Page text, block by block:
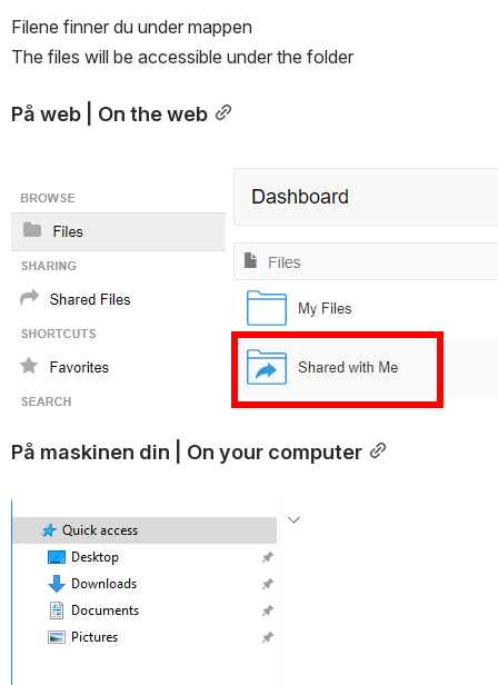
Filene finner du under mappen
The files will be accessible under the folder
På web | On the web
På maskinen din | On your computer